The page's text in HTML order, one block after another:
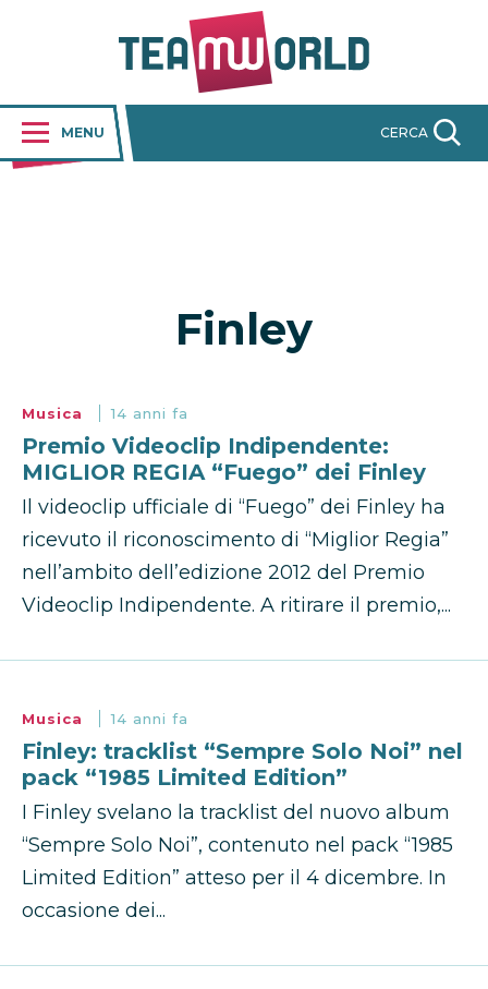
MENU CERCA
Finley
Musica 14 anni fa
Premio Videoclip Indipendente:
MIGLIOR REGIA “Fuego” dei Finley
Il videoclip ufficiale di “Fuego” dei Finley ha
ricevuto il riconoscimento di “Miglior Regia”
nell’ambito dell’edizione 2012 del Premio
Videoclip Indipendente. A ritirare il premio,...
Musica 14 anni fa
Finley: tracklist “Sempre Solo Noi” nel
pack “1985 Limited Edition”
I Finley svelano la tracklist del nuovo album
“Sempre Solo Noi”, contenuto nel pack “1985
Limited Edition” atteso per il 4 dicembre. In
occasione dei...